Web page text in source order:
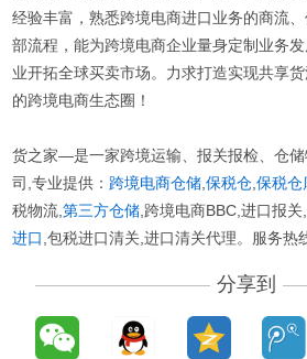
经验丰富，熟悉跨境电商进口业务的商流
部流程，能为跨境电商企业量身定制业务
业开拓全球买卖市场。力求打造实现共享
的跨境电商生态圈！
货之家—是一家跨境运输、报关报检、仓
司,专业提供：跨境电商仓储 ,保税仓 ,保税仓
税物流,第三方仓储 ,跨境电商BBC,进口报
进口 ,包税进口清关,进口清关代理。服务热
分享到